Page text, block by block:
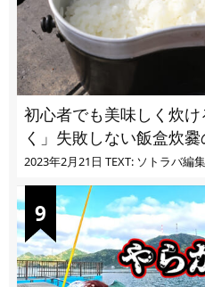
初心者でも美味しく炊
く」失敗しない飯盒炊
2023年2月21日 TEXT: ソトラバ編